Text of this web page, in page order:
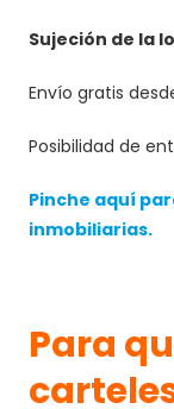
Sujeción de la
Envío gratis
Posibilidad de
Pinche aquí
inmobiliarias.
Para